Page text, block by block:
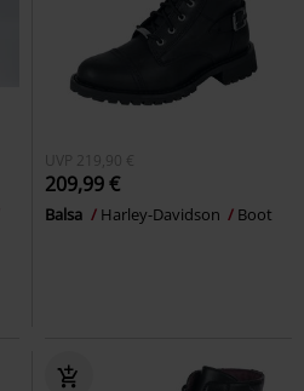
UVP 219,90 €
209,99 €
Balsa Harley-Davidson Boot